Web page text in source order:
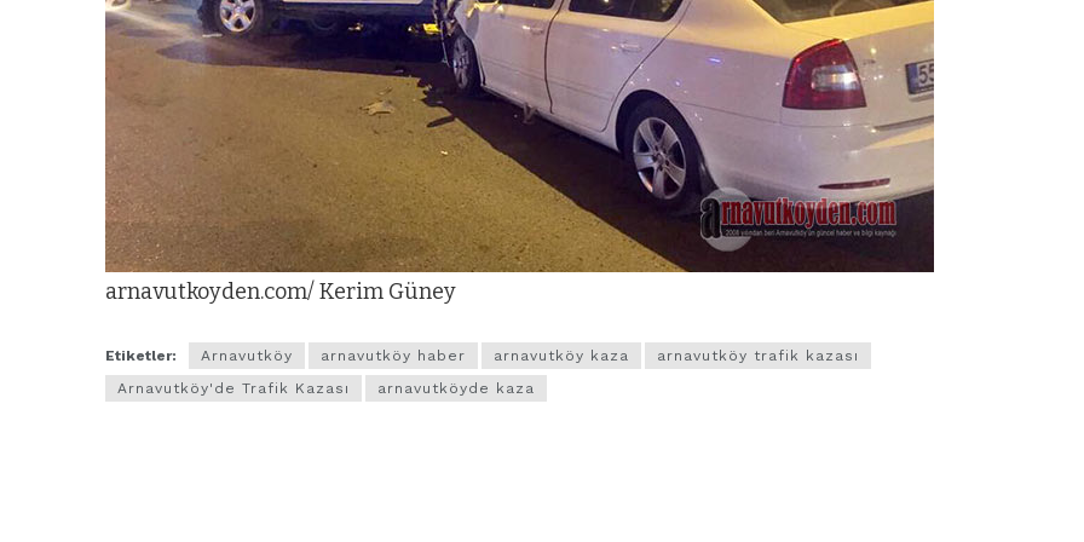
arnavutkoyden.com/ Kerim Güney
Etiketler: Arnavutköy arnavutköy haber arnavutköy kaza
arnavutköy trafik kazası
Arnavutköy'de Trafik Kazası
arnavutköyde kaza